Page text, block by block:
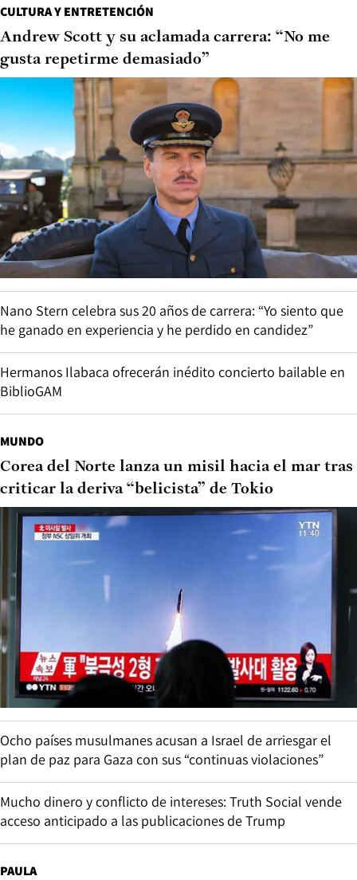
CULTURA Y ENTRETENCIÓN
Andrew Scott y su aclamada carrera: “No me
gusta repetirme demasiado”
Nano Stern celebra sus 20 años de carrera: “Yo siento que
he ganado en experiencia y he perdido en candidez”
Hermanos Ilabaca ofrecerán inédito concierto bailable en
BiblioGAM
MUNDO
Corea del Norte lanza un misil hacia el mar tras
criticar la deriva “belicista” de Tokio
Ocho países musulmanes acusan a Israel de arriesgar el
plan de paz para Gaza con sus “continuas violaciones”
Mucho dinero y conflicto de intereses: Truth Social vende
acceso anticipado a las publicaciones de Trump
PAULA